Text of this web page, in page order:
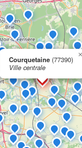
Courquetaine (77390)
Ville centrale
×